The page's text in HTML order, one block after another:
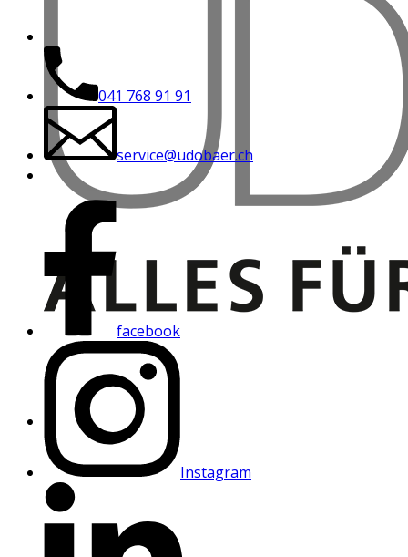
041 768 91 91
service@udobaer.ch
facebook
Instagram